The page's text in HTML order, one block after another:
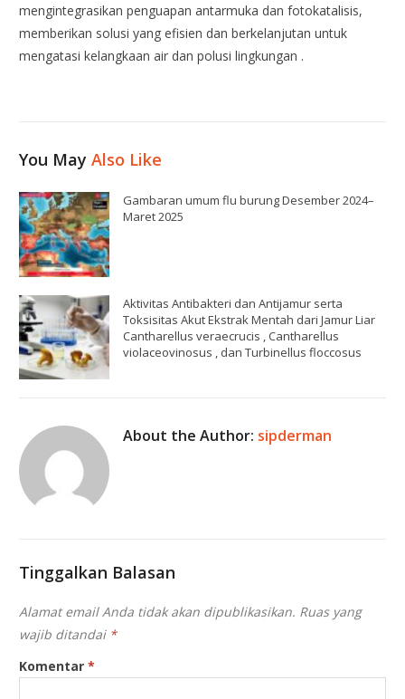
mengintegrasikan penguapan antarmuka dan fotokatalisis,
memberikan solusi yang efisien dan berkelanjutan untuk
mengatasi kelangkaan air dan polusi lingkungan .
You MayAlso Like
Gambaran umum flu burung Desember 2024–
Maret 2025
Aktivitas Antibakteri dan Antijamur serta
Toksisitas Akut Ekstrak Mentah dari Jamur Liar
Cantharellus veraecrucis , Cantharellus
violaceovinosus , dan Turbinellus floccosus
About the Author: sipderman
Tinggalkan Balasan
Alamat email Anda tidak akan dipublikasikan. Ruas yang
wajib ditandai *
Komentar*